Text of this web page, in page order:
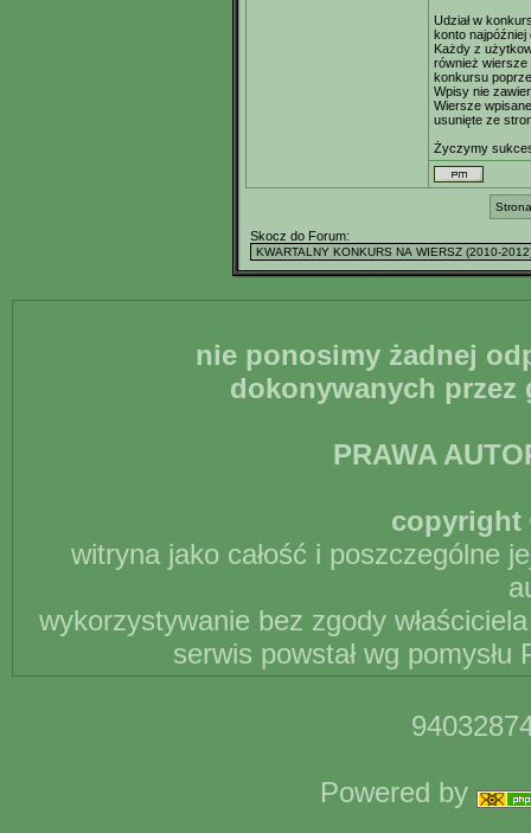
Udział w
konto
Każdy z
również wiersze
konkursu
Wpisy nie
Wiersze
usunięte ze
Życzymy
Skocz do Forum:
nie ponosimy żadnej
dokonywanych
PRAWA
copyright
witryna jako całość i poszczególne
wykorzystywanie bez zgody
serwis powstał wg
Powered by